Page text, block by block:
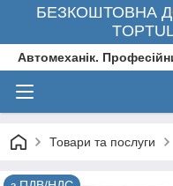
БЕЗКОШТОВНА
Автомеханік.
Товари та послуги